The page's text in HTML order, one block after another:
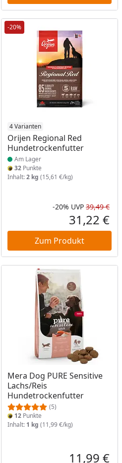
Preis
-20%
4 Varianten
Orijen Regional Red
Hundetrockenfutter
Produkt am Lager
Am Lager
32 Punkte
Inhalt:2 kg (15,61 €/kg)
-20% UVP 39,49 €
31,22 €
Zum Produkt
Mera Dog PURE Sensitive
Lachs/Reis
Hundetrockenfutter
(5)
12 Punkte
Inhalt: 1 kg (11,99 €/kg)
11,99 €